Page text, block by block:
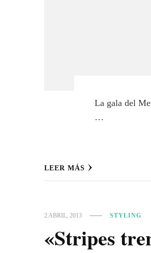
La gala del
…
LEER MÁS
2 ABRIL, 2013 STYLING
«Stripes